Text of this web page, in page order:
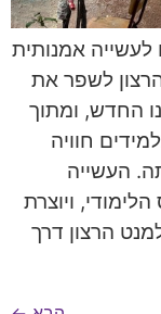
לעשייה אמנותית
לשפר את
החדש, ומתוך
חוויה
העשייה
ויוצרת
הרצון דרך